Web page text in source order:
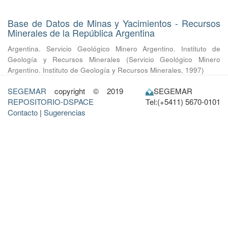
Base de Datos de Minas y Yacimientos - Recursos
Minerales de la República Argentina
Argentina. Servicio Geológico Minero Argentino. Instituto de
Geología y Recursos Minerales
(Servicio Geológico Minero
Argentino. Instituto de Geología y Recursos Minerales, 1997)
SEGEMAR copyright © 2019
REPOSITORIO-DSPACE
Contacto | Sugerencias
SEGEMAR
Tel:(+5411) 5670-0101